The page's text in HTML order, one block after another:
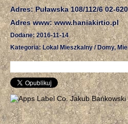
Adres: Puławska 108/112/6 02-
Adres www: www.haniakirtio.pl
Dodane: 2016-11-14
Kategoria: Lokal Mieszkalny / Domy,